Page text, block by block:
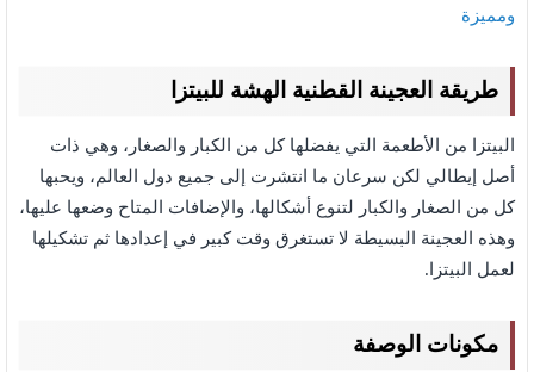
ومميزة
طريقة العجينة القطنية الهشة للبيتزا
البيتزا من الأطعمة التي يفضلها كل من الكبار والصغار، وهي ذات
أصل إيطالي لكن سرعان ما انتشرت إلى جميع دول العالم، ويحبها
كل من الصغار والكبار لتنوع أشكالها، والإضافات المتاح وضعها عليها،
وهذه العجينة البسيطة لا تستغرق وقت كبير في إعدادها ثم تشكيلها
لعمل البيتزا.
مكونات الوصفة